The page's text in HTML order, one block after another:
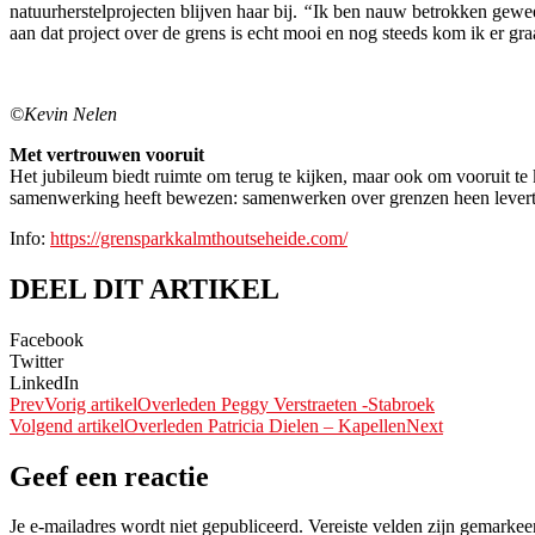
natuurherstelprojecten blijven haar bij. “Ik ben nauw betrokken
aan dat project over de grens is echt mooi en nog steeds kom ik er
©Kevin Nelen
Met vertrouwen vooruit
Het jubileum biedt ruimte om terug te kijken, maar ook om vooruit
samenwerking heeft bewezen: samenwerken over grenzen heen
Info: https://grensparkkalmthoutseheide.com/
DEEL DIT ARTIKEL
Facebook
Twitter
LinkedIn
PrevVorig artikelOverleden Peggy Verstraeten -Stabroek
Volgend artikelOverleden Patricia Dielen – KapellenNext
Geef een reactie
Je e-mailadres wordt niet gepubliceerd. Vereiste velden zijn